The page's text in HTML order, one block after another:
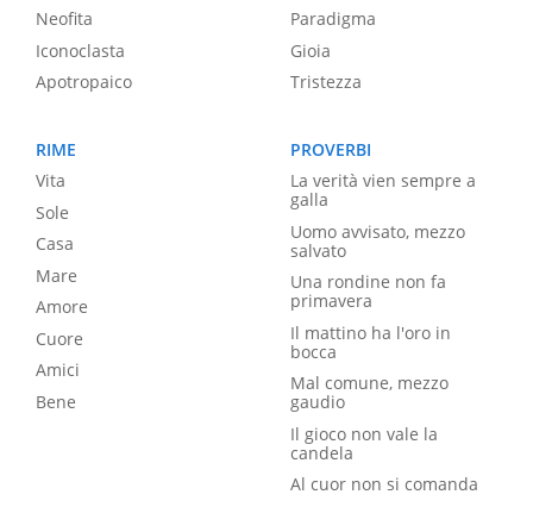
Neofita
Iconoclasta
Apotropaico
Paradigma
Gioia
Tristezza
RIME
Vita
Sole
Casa
Mare
Amore
Cuore
Amici
Bene
PROVERBI
La verità vien sempre a
galla
Uomo avvisato, mezzo
salvato
Una rondine non fa
primavera
Il mattino ha l'oro in
bocca
Mal comune, mezzo
gaudio
Il gioco non vale la
candela
Al cuor non si comanda